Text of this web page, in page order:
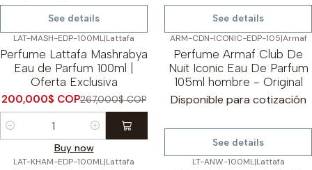
See details See details
-25% OFF
LAT-MASH-EDP-100ML|Lattafa
Perfume Lattafa Mashrabya
Eau de Parfum 100ml |
Oferta Exclusiva
200,000$ COP267,000$ COP
Cantidad
Buy now
-32% OFF
Agotado
ARM-CDN-ICONIC-EDP-105|Armaf
Perfume Armaf Club De
Nuit Iconic Eau De Parfum
105ml hombre - Original
Disponible para cotización
See details
LAT-KHAM-EDP-100ML|Lattafa LT-ANW-100ML|Lattafa